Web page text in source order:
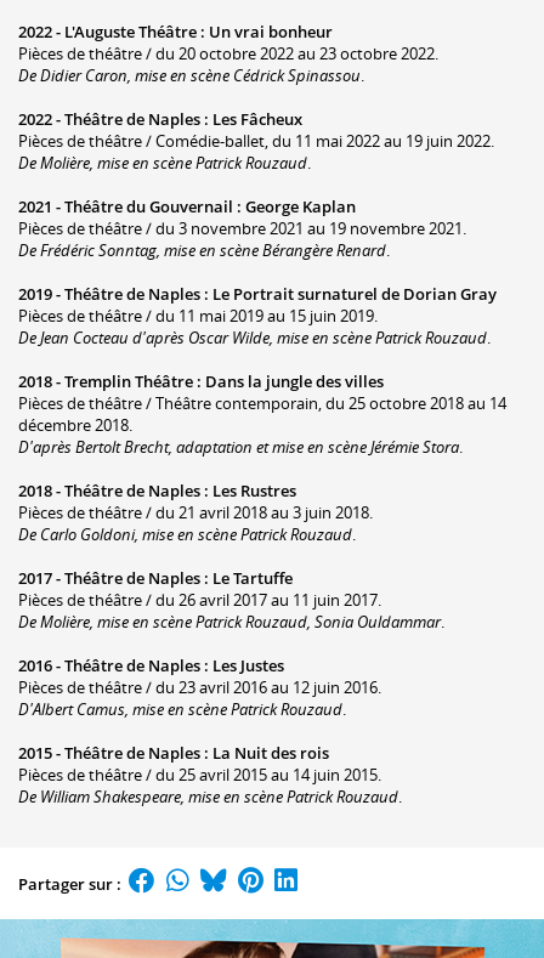
2022 - L'Auguste Théâtre : Un vrai bonheur
Pièces de théâtre / du 20 octobre 2022 au 23 octobre 2022.
De Didier Caron, mise en scène Cédrick Spinassou.
2022 -Théâtre de Naples : Les Fâcheux
Pièces de théâtre / Comédie-ballet, du 11 mai 2022 au 19 juin 2022.
De Molière, mise en scène Patrick Rouzaud.
2021 -Théâtre du Gouvernail : George Kaplan
Pièces de théâtre / du 3 novembre 2021 au 19 novembre 2021.
De Frédéric Sonntag, mise en scène Bérangère Renard.
2019 -Théâtre de Naples : Le Portrait surnaturel de Dorian Gray
Pièces de théâtre / du 11 mai 2019 au 15 juin 2019.
De Jean Cocteau d'après Oscar Wilde, mise en scène Patrick Rouzaud.
2018 -Tremplin Théâtre : Dans la jungle des villes
Pièces de théâtre / Théâtre contemporain, du 25 octobre 2018 au 14
décembre 2018.
D'après Bertolt Brecht, adaptation et mise en scène Jérémie Stora.
2018 -Théâtre de Naples : Les Rustres
Pièces de théâtre / du 21 avril 2018 au 3 juin 2018.
De Carlo Goldoni, mise en scène Patrick Rouzaud.
2017 -Théâtre de Naples : Le Tartuffe
Pièces de théâtre / du 26 avril 2017 au 11 juin 2017.
De Molière, mise en scène Patrick Rouzaud, Sonia Ouldammar.
2016 -Théâtre de Naples : Les Justes
Pièces de théâtre / du 23 avril 2016 au 12 juin 2016.
D'Albert Camus, mise en scène Patrick Rouzaud.
2015 -Théâtre de Naples : La Nuit des rois
Pièces de théâtre / du 25 avril 2015 au 14 juin 2015.
De William Shakespeare, mise en scène Patrick Rouzaud.
Partager sur :